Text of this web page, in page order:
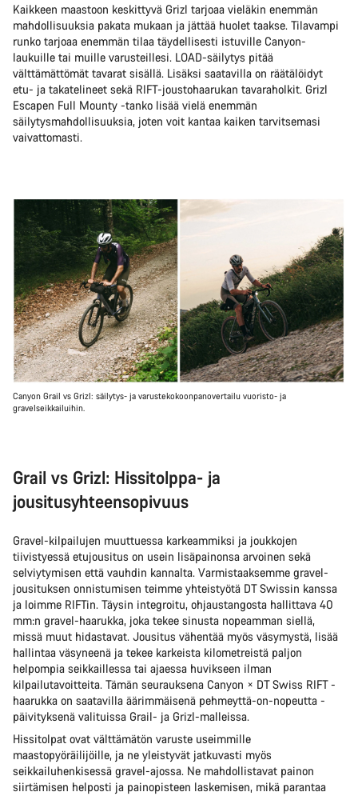
Kaikkeen maastoon keskittyvä Grizl tarjoaa vieläkin enemmän
mahdollisuuksia pakata mukaan ja jättää huolet taakse. Tilavampi
runko tarjoaa enemmän tilaa täydellisesti istuville Canyon-
laukuille tai muille varusteillesi. LOAD-säilytys pitää
välttämättömät tavarat sisällä. Lisäksi saatavilla on räätälöidyt
etu- ja takatelineet sekä RIFT-joustohaarukan tavaraholkit. Grizl
Escapen Full Mounty -tanko lisää vielä enemmän
säilytysmahdollisuuksia, joten voit kantaa kaiken tarvitsemasi
vaivattomasti.
Canyon Grail vs Grizl: säilytys- ja varustekokoonpanovertailu vuoristo- ja
gravelseikkailuihin.
Grail vs Grizl: Hissitolppa- ja
jousitusyhteensopivuus
Gravel-kilpailujen muuttuessa karkeammiksi ja joukkojen
tiivistyessä etujousitus on usein lisäpainonsa arvoinen sekä
selviytymisen että vauhdin kannalta. Varmistaaksemme gravel-
jousituksen onnistumisen teimme yhteistyötä DT Swissin kanssa
ja loimme RIFTin. Täysin integroitu, ohjaustangosta hallittava 40
mm:n gravel-haarukka, joka tekee sinusta nopeamman siellä,
missä muut hidastavat. Jousitus vähentää myös väsymystä, lisää
hallintaa väsyneenä ja tekee karkeista kilometreistä paljon
helpompia seikkaillessa tai ajaessa huvikseen ilman
kilpailutavoitteita. Tämän seurauksena Canyon × DT Swiss RIFT -
haarukka on saatavilla äärimmäisenä pehmeyttä-on-nopeutta -
päivityksenä valituissa Grail- ja Grizl-malleissa.
Hissitolpat ovat välttämätön varuste useimmille
maastopyöräilijöille, ja ne yleistyvät jatkuvasti myös
seikkailuhenkisessä gravel-ajossa. Ne mahdollistavat painon
siirtämisen helposti ja painopisteen laskemisen, mikä parantaa